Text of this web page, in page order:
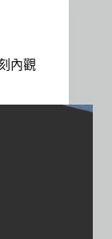
內觀